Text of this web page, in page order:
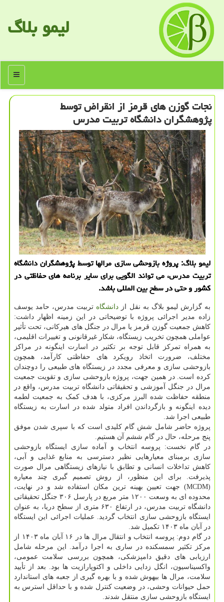
لیمو بلاگ
منو
نجات گوزن های قرمز از انقراض توسط
پژوهشگران دانشگاه تربیت مدرس
لیمو بلاگ: پروژه بازوحشی سازی مرالها توسط پژوهشگران دانشگاه
تربیت مدرس، می تواند الگویی برای سایر برنامه های حفاظتی در
کشور و حتی در سطح بین المللی باشد.
به گزارش لیمو بلاگ به نقل از دانشگاه تربیت مدرس، حامد یوسف
زاده مدیر اجرائی پروژه با توضیحاتی در این زمینه اظهار داشت:
کاهش جمعیت گوزن قرمز یا مرال در جنگل های هیرکانی، تحت تأثیر
عواملی همچون تخریب زیستگاه، شکار غیرقانونی و تغییرات اقلیمی،
به همراه تمرکز قابل توجه بر تکثیر در اسارت اینگونه در مراکز
مختلف، ضرورت اتخاذ رویکرد های حفاظتی کارآمد، همچون
بازوحشی سازی و معرفی مجدد در زیستگاه های طبیعی را دوچندان
کرده است. در همین جهت، پروژه بازوحشی سازی و تقویت جمعیت
مرال در جنگل آموزشی و تحقیقاتی دانشگاه تربیت مدرس، واقع در
منطقه حفاظت شده البرز مرکزی، با هدف کمک به جمعیت لطمه
دیده اینگونه و بازگرداندن افراد متولد شده در اسارت به زیستگاه
طبیعی اجرا شد.
پروژه حاضر شامل شش گام کلیدی است که با سپری شدن موفق
پنج مرحله، حال در گام ششم آن هستیم.
در گام نخست: پروسه انتخاب و آماده سازی ایستگاه بازوحشی
سازی برمبنای معیارهایی نظیر دسترسی به منابع غذایی و آبی،
کاهش تداخلات انسانی و تطابق با نیازهای زیستگاهی مرال صورت
پذیرفت. برای این منظور، از روش تصمیم گیری چند معیاره
(MCDM) جهت تعیین بهینه ترین مکان استفاده شد و در نهایت،
محدوده ای به وسعت ۱۲۰۰ متر مربع در پارسل ۳۰۶ جنگل تحقیقاتی
دانشگاه تربیت مدرس، در ارتفاع ۶۳۰ متری از سطح دریا، به عنوان
ایستگاه بازوحشی سازی انتخاب گردید. عملیات اجرائی این ایستگاه
در آبان ماه ۱۴۰۳ تکمیل شد.
در گام دوم: پروسه انتخاب و انتقال مرال ها در ۱۶ آبان ماه ۱۴۰۳ از
مرکز تکثیر سمسکنده در ساری به اجرا درآمد. این مرحله شامل
ارزیابی های دقیق دامپزشکی، همچون بررسی سلامت عمومی،
واکسیناسیون، انگل زدایی داخلی و اکتوپارازیت ها بود. بعد از تأیید
سلامت، مرال ها بیهوش شده و با بهره گیری از جعبه های استاندارد
حمل حیوانات وحشی، در وضعیت کنترل شده و با حداقل استرس به
ایستگاه بازوحشی سازی منتقل شدند.